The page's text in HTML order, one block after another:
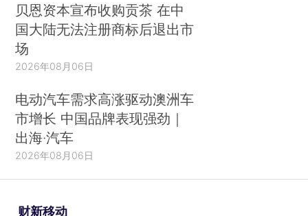
贝恩资本宣布收购贡茶 在中
国大陆无法注册商标后退出市
场
2026年08月06日
电动汽车需求高涨驱动澳洲车
市增长 中国品牌表现强劲｜
出海·汽车
2026年08月06日
财新移动